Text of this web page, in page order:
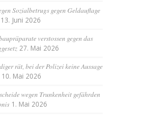
Sozialbetrugs gegen Geldauflage
13. Juni 2026
verstossen gegen das
27. Mai 2026
rät, bei der Polizei keine Aussage
10. Mai 2026
wegen Trunkenheit gefährden
1. Mai 2026